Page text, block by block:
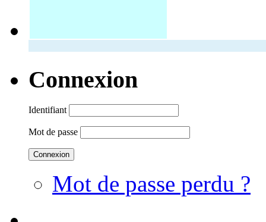
Connexion
Identifiant
Mot de passe
Mot de passe perdu ?